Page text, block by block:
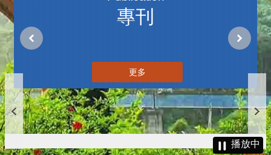
專刊
更多
播放中